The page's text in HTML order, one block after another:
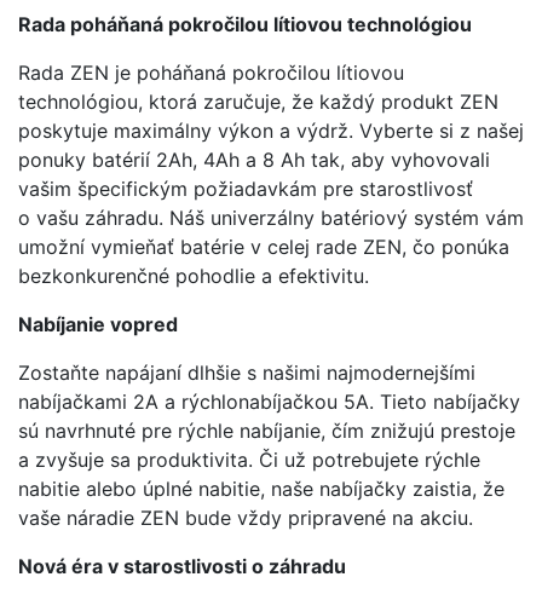
Rada poháňaná pokročilou lítiovou technológiou
Rada ZEN je poháňaná pokročilou lítiovou
technológiou, ktorá zaručuje, že každý produkt ZEN
poskytuje maximálny výkon a výdrž. Vyberte si z našej
ponuky batérií 2Ah, 4Ah a 8 Ah tak, aby vyhovovali
vašim špecifickým požiadavkám pre starostlivosť
o vašu záhradu. Náš univerzálny batériový systém vám
umožní vymieňať batérie v celej rade ZEN, čo ponúka
bezkonkurenčné pohodlie a efektivitu.
Nabíjanie vopred
Zostaňte napájaní dlhšie s našimi najmodernejšími
nabíjačkami 2A a rýchlonabíjačkou 5A. Tieto nabíjačky
sú navrhnuté pre rýchle nabíjanie, čím znižujú prestoje
a zvyšuje sa produktivita. Či už potrebujete rýchle
nabitie alebo úplné nabitie, naše nabíjačky zaistia, že
vaše náradie ZEN bude vždy pripravené na akciu.
Nová éra v starostlivosti o záhradu